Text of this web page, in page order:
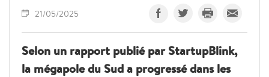
21/05/2025
Selon un rapport publié par StartupBlink,
la mégapole du Sud a progressé dans les